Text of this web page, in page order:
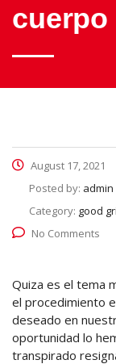
cuerpo
August 17, 2021
Posted by: admin
Category: good
No Comments
Quiza es el tema
el procedimiento
deseado en
oportunidad lo
transpirado